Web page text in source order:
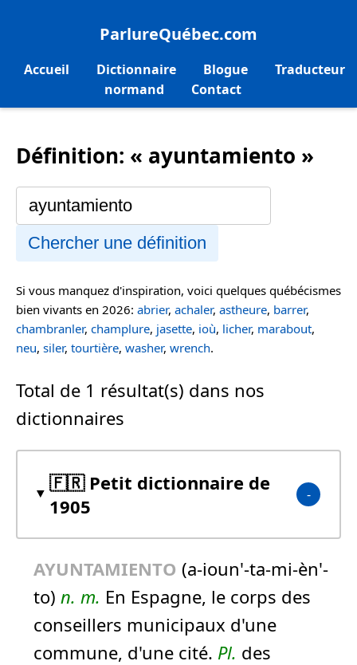
ParlureQuébec.com
Accueil Dictionnaire Blogue
Traducteur
normand
Contact
Définition: « ayuntamiento »
Chercher une définition
Si vous manquez d'inspiration, voici quelques québécismes
bien vivants en 2026: abrier, achaler, astheure, barrer,
chambranler, champlure, jasette, ioù, licher, marabout,
neu, siler, tourtière, washer, wrench.
Total de 1 résultat(s) dans nos
dictionnaires
🇫🇷 Petit dictionnaire de
1905
AYUNTAMIENTO (a-ioun'-ta-mi-èn'-
to) n. m. En Espagne, le corps des
conseillers municipaux d'une
commune, d'une cité. Pl. des